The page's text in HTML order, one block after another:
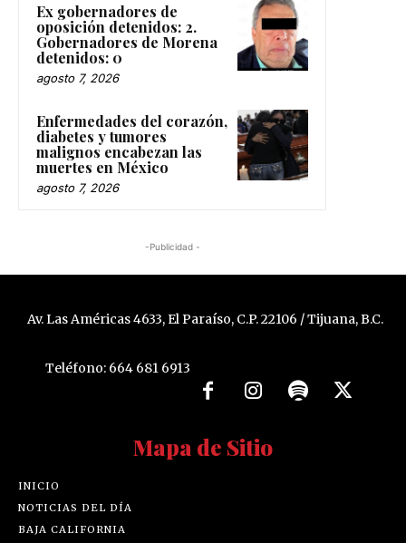
Ex gobernadores de
oposición detenidos: 2.
Gobernadores de Morena
detenidos: 0
agosto 7, 2026
Enfermedades del corazón,
diabetes y tumores
malignos encabezan las
muertes en México
agosto 7, 2026
-Publicidad -
Av. Las Américas 4633, El Paraíso, C.P. 22106 / Tijuana, B.C.
Teléfono: 664 681 6913
Mapa de Sitio
INICIO
NOTICIAS DEL DÍA
BAJA CALIFORNIA